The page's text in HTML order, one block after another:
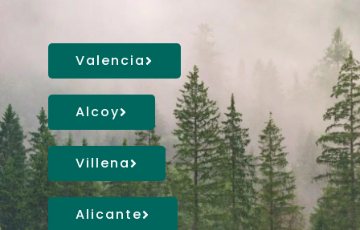
Valencia
Alcoy
Villena
Alicante